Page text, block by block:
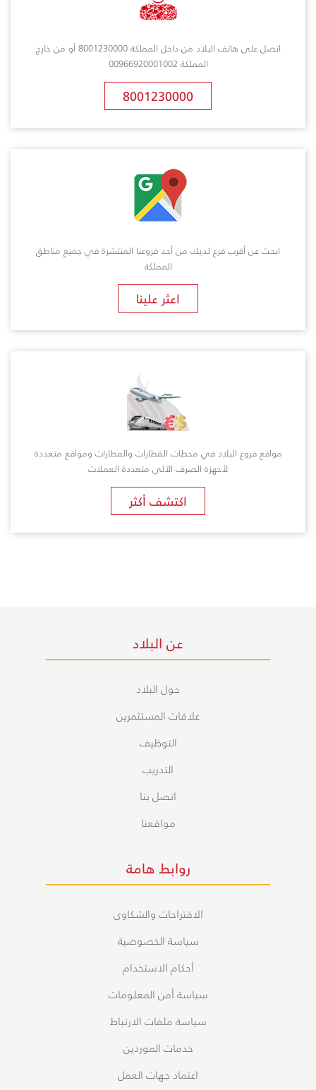
اتصل على هاتف البلاد من داخل المملكة 8001230000 أو من خارج
المملكة 00966920001002
8001230000
ابحث عن أقرب فرع لديك من أحد فروعنا المنتشرة في جميع مناطق
المملكة
​اعثر علينا
مواقع فروع البلاد في محطات القطارات والمطارات ومواقع متعددة
لأجهزة الصرف الآلي متعددة العملات
اكتشف أكثر
عن البلاد
حول البلاد
علاقات المستثمرين
التوظيف
التدريب
اتصل بنا
مواقعنا
روابط هامة
الاقتراحات والشكاوى
سياسة الخصوصية
أحكام الاستخدام
سياسة أمن المعلومات
سياسة ملفات الارتباط
خدمات الموردين
اعتماد جهات العمل